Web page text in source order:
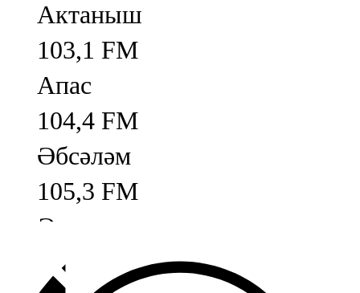
Актаныш
103,1 FM
Апас
104,4 FM
Әбсәләм
105,3 FM
Әлмәт
92,9 FM